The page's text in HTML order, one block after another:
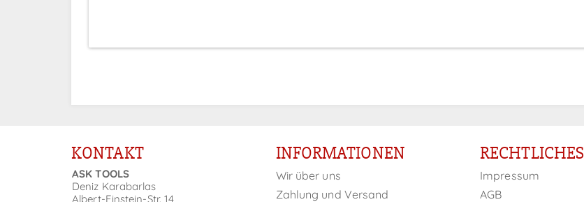
KONTAKT
ASK TOOLS
Deniz Karabarlas
Albert-Einstein-Str. 14
INFORMATIONEN
Wir über uns
Zahlung und Versand
RECHTLICHES
Impressum
AGB